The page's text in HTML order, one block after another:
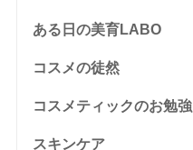
ある日の美育LABO
コスメの徒然
コスメティックのお勉強
スキンケア